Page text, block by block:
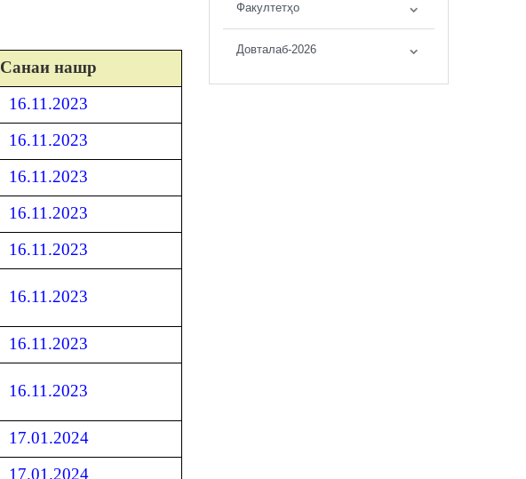
Санаи нашр
16.11.2023
16.11.2023
16.11.2023
16.11.2023
16.11.2023
16.11.2023
16.11.2023
16.11.2023
17.01.2024
17.01.2024
Факултетҳо
Довталаб-2026